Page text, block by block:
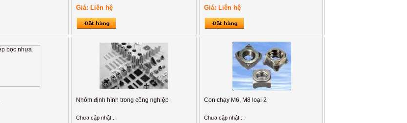
Giá: Liên hệ Giá: Liên hệ
Nhôm định hình trong công nghiệp
Chưa cập nhật...
Con chạy M6, M8 loại 2
Chưa cập nhật...